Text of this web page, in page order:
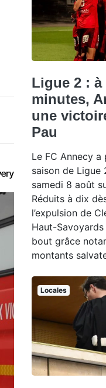
Ligue 2 :
minutes,
une
Pau
Le FC Annecy
saison de Ligue
samedi 8 août
Réduits à dix
l’expulsion de
Haut-Savoyards
bout grâce
montants
Locales